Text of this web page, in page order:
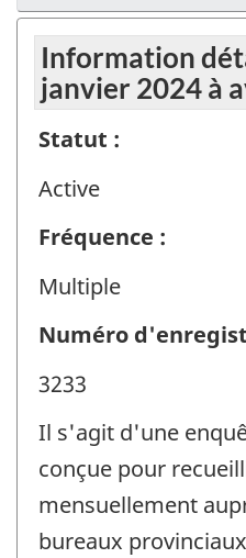
Information
janvier 2024 à
Statut :
Active
Fréquence :
Multiple
Numéro
3233
Il s'agit d'une
conçue pour
mensuellement
bureaux